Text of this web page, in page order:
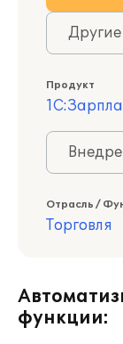
Продукт
Отрасль /
Торговля
функции: